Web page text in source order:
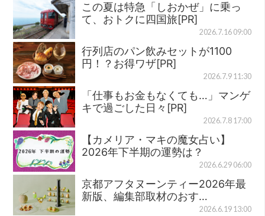
この夏は特急「しおかぜ」に乗っ
て、おトクに四国旅[PR]
2026.7.16 09:00
行列店のパン飲みセットが1100
円！？お得ワザ[PR]
2026.7.9 11:30
「仕事もお金もなくても…」マンゲ
キで過ごした日々[PR]
2026.7.8 17:00
【カメリア・マキの魔女占い】
2026年下半期の運勢は？
2026.6.29 06:00
京都アフタヌーンティー2026年最
新版、編集部取材のおす…
2026.6.19 13:00